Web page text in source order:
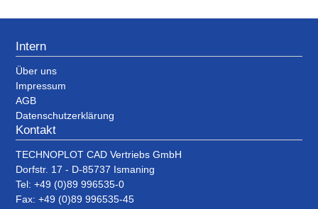
Intern
Über uns
Impressum
AGB
Datenschutzerklärung
Kontakt
TECHNOPLOT CAD Vertriebs GmbH
Dorfstr. 17 - D-85737 Ismaning
Tel: +49 (0)89 996535-0
Fax: +49 (0)89 996535-45